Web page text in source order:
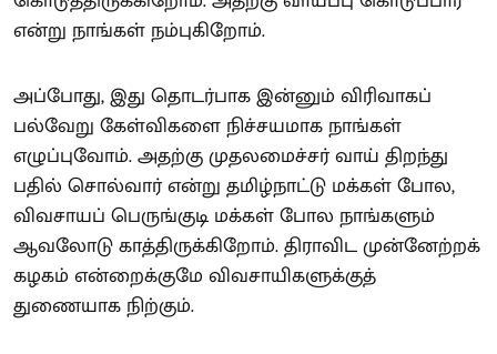
என்று நாங்கள் நம்புகிறோம்.
அப்போது, இது தொடர்பாக இன்னும் விரிவாகப்
பல்வேறு கேள்விகளை நிச்சயமாக நாங்கள்
எழுப்புவோம். அதற்கு முதலமைச்சர் வாய் திறந்து
பதில் சொல்வார் என்று தமிழ்நாட்டு மக்கள் போல,
விவசாயப் பெருங்குடி மக்கள் போல நாங்களும்
ஆவலோடு காத்திருக்கிறோம். திராவிட முன்னேற்றக்
கழகம் என்றைக்குமே விவசாயிகளுக்குத்
துணையாக நிற்கும்.